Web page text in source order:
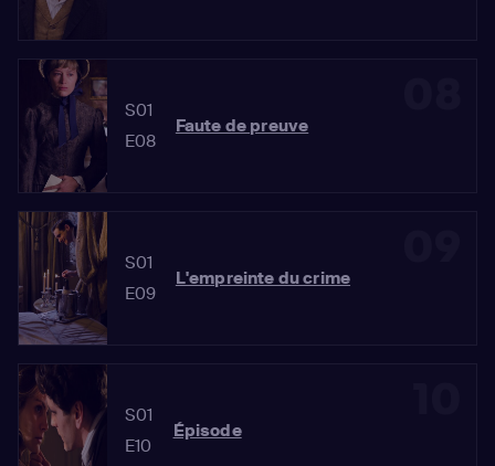
S01
E08
Faute de preuve
S01
E09
L'empreinte du crime
S01
E10
Épisode